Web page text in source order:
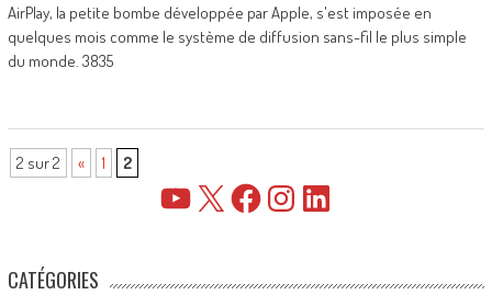
AirPlay, la petite bombe développée par Apple, s'est imposée en
quelques mois comme le système de diffusion sans-fil le plus simple
du monde. 3835
2 sur 2 « 1 2
YouTube FacebookInstagramLinkedIn
CATÉGORIES